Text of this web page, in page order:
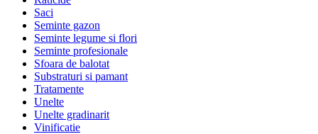
Saci
Seminte gazon
Seminte legume si flori
Seminte profesionale
Sfoara de balotat
Substraturi si pamant
Tratamente
Unelte
Unelte gradinarit
Vinificatie